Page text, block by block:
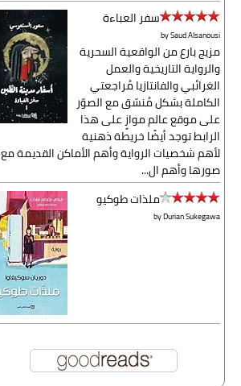
سفر العباءة
bySaud Alsanousi
مزيج بارع من الواقعية السحرية
والرواية التاريخية والعمل
الغرائبي والفانتازيا مُراجعتي
الكاملة بشكل مُنسّق مع الصوّر
على موقع عالم موازٍ على هذا
الرابط توجد أيضًا خريطة ذهنية
لأهم شخصيات الرواية وأهم الأماكن القديمة مع
صورها وأهم ال...
ملذات طوكيو
byDurian Sukegawa